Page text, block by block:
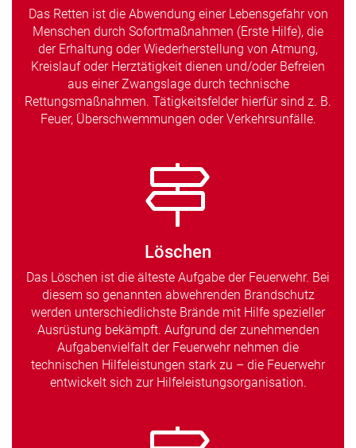
Das Retten ist die Abwendung einer Lebensgefahr von
Menschen durch Sofortmaßnahmen (Erste Hilfe), die
der Erhaltung oder Wiederherstellung von Atmung,
Kreislauf oder Herztätigkeit dienen und/oder Befreien
aus einer Zwangslage durch technische
Rettungsmaßnahmen. Tätigkeitsfelder hierfür sind z. B.
Feuer, Überschwemmungen oder Verkehrsunfälle.
Löschen
Das Löschen ist die älteste Aufgabe der Feuerwehr. Bei
diesem so genannten abwehrenden Brandschutz
werden unterschiedlichste Brände mit Hilfe spezieller
Ausrüstung bekämpft. Aufgrund der zunehmenden
Aufgabenvielfalt der Feuerwehr nehmen die
technischen Hilfeleistungen stark zu – die Feuerwehr
entwickelt sich zur Hilfeleistungsorganisation.